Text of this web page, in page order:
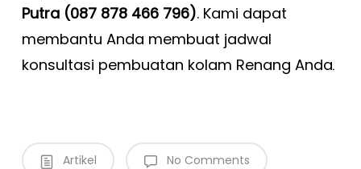
Putra (087 878 466 796). Kami dapat
membantu Anda membuat jadwal
konsultasi pembuatan kolam Renang Anda.
Artikel No Comments